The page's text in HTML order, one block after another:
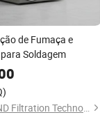
de Fumaça e
Soldagem
Zhangjiagang BND Filtration Technologies Co., Ltd.